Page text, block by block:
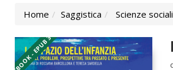
Home Saggistica Scienze sociali
EBOOK - EPUB 3